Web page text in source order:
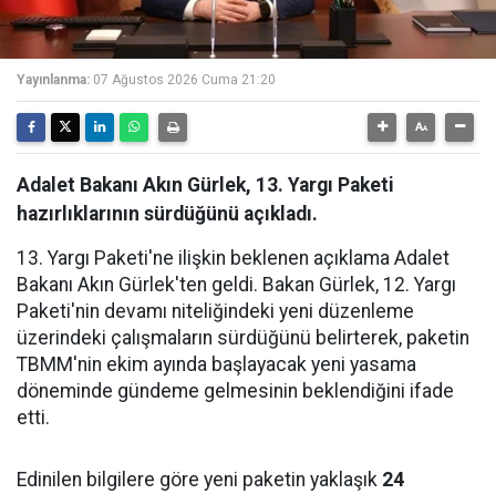
Yayınlanma: 07 Ağustos 2026 Cuma 21:20
Adalet Bakanı Akın Gürlek, 13. Yargı Paketi
hazırlıklarının sürdüğünü açıkladı.
13. Yargı Paketi'ne ilişkin beklenen açıklama Adalet
Bakanı Akın Gürlek'ten geldi. Bakan Gürlek, 12. Yargı
Paketi'nin devamı niteliğindeki yeni düzenleme
üzerindeki çalışmaların sürdüğünü belirterek, paketin
TBMM'nin ekim ayında başlayacak yeni yasama
döneminde gündeme gelmesinin beklendiğini ifade
etti.
Edinilen bilgilere göre yeni paketin yaklaşık 24